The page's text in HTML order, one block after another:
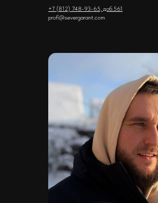
+7 (812) 748-93-65, доб.561
profi@severgarant.com